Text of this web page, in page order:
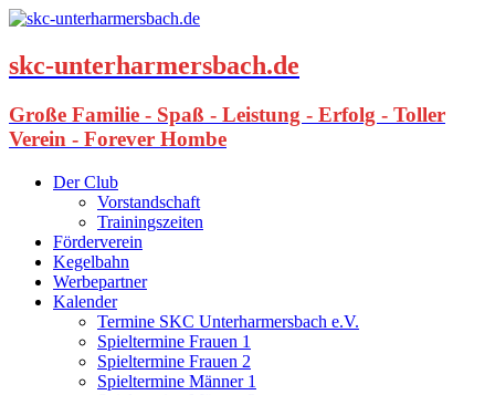
skc-unterharmersbach.de
Große Familie - Spaß - Leistung - Erfolg - Toller
Verein - Forever Hombe
Der Club
Vorstandschaft
Trainingszeiten
Förderverein
Kegelbahn
Werbepartner
Kalender
Termine SKC Unterharmersbach e.V.
Spieltermine Frauen 1
Spieltermine Frauen 2
Spieltermine Männer 1